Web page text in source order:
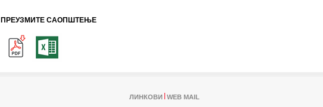
ПРЕУЗМИТЕ САОПШТЕЊЕ
ЛИНКОВИ
WEB MAIL